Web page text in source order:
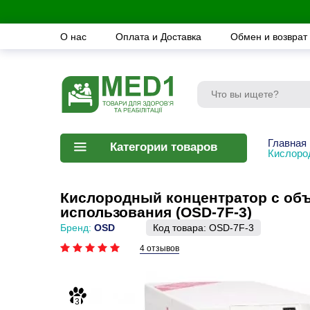
О нас Оплата и Доставка Обмен и возврат
Категории товаров
Главная
Кислородный концентратор с
использования (OSD-7F-3)
Бренд: OSD Код товара: OSD-7F-3
4 отзывов
3